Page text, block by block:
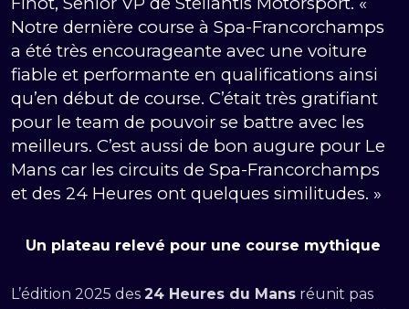
Notre dernière course à Spa-Francorchamps
a été très encourageante avec une voiture
fiable et performante en qualifications ainsi
qu’en début de course. C’était très gratifiant
pour le team de pouvoir se battre avec les
meilleurs. C’est aussi de bon augure pour Le
Mans car les circuits de Spa-Francorchamps
et des 24 Heures ont quelques similitudes. »
Un plateau relevé pour une course mythique
L’édition 2025 des 24 Heures du Mans réunit pas